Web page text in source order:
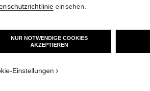
einsehen.
NUR NOTWENDIGE COOKIES
AKZEPTIEREN
Einstellungen